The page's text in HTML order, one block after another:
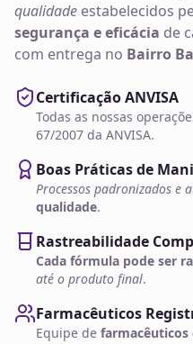
qualidade estabelecidos
segurança e eficácia de
com entrega no Bairro
Certificação ANVISA
Todas as nossas
67/2007 da ANVISA.
Boas Práticas de
Processos padronizados e
qualidade.
Rastreabilidade
Cada fórmula pode ser
até o produto final.
Farmacêuticos
Equipe de